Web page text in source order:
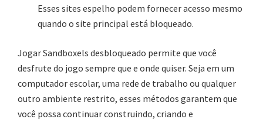
Esses sites espelho podem fornecer acesso mesmo
quando o site principal está bloqueado.
Jogar Sandboxels desbloqueado permite que você
desfrute do jogo sempre que e onde quiser. Seja em um
computador escolar, uma rede de trabalho ou qualquer
outro ambiente restrito, esses métodos garantem que
você possa continuar construindo, criando e